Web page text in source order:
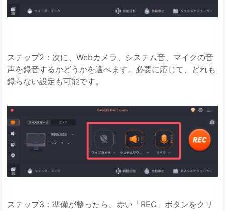
ステップ2：次に、Webカメラ、システム音、マイクの音
声を録音するかどうかを選べます。必要に応じて、どれも
録らない設定も可能です。
ステップ3：準備が整ったら、赤い「REC」ボタンをクリ